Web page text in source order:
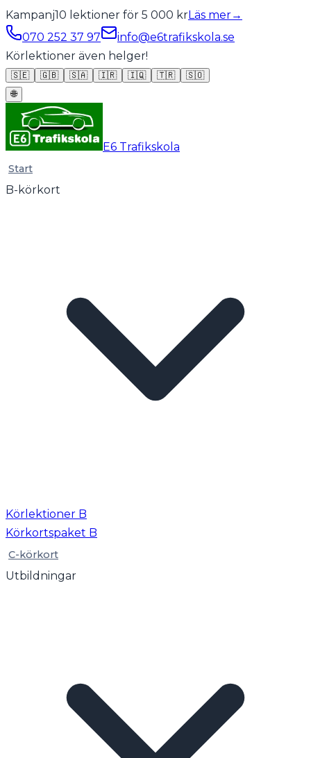
Kampanj10 lektioner för 5 000 krLäs mer→
070 252 37 97
info@e6trafikskola.se
Körlektioner även helger!
🇸🇪 🇬🇧 🇸🇦 🇮🇷 🇮🇶 🇹🇷
🇸🇴
🌐
E6 Trafikskola
Start
B-körkort
Körlektioner B
Körkortspaket B
C-körkort
Utbildningar